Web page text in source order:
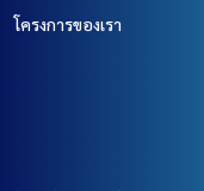
โครงการของเรา